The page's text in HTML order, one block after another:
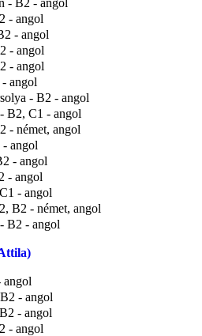
- angol
- angol
- angol
- angol
angol
- B2 - angol
B2, C1 - angol
- német, angol
angol
- angol
- angol
- angol
B2 - német, angol
B2 - angol
- angol
- angol
- angol